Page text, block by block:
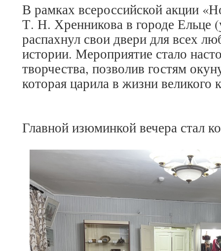
В рамках всероссийской акции
Т. Н. Хренникова в городе Ельце
распахнул свои двери для всех
истории. Мероприятие стало
творчества, позволив гостям
которая царила в жизни великого
Главной изюминкой вечера стал